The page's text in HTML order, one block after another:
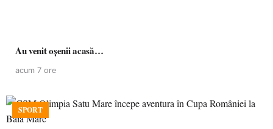
Au venit oșenii acasă…
acum 7 ore
SPORT